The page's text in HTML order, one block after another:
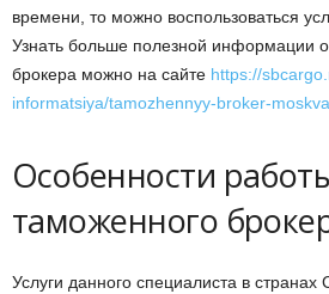
времени, то можно воспользоваться
Узнать больше полезной информации
брокера можно на сайте https://
informatsiya/tamozhennyy-broker-
Особенности
таможенного
Услуги данного специалиста в